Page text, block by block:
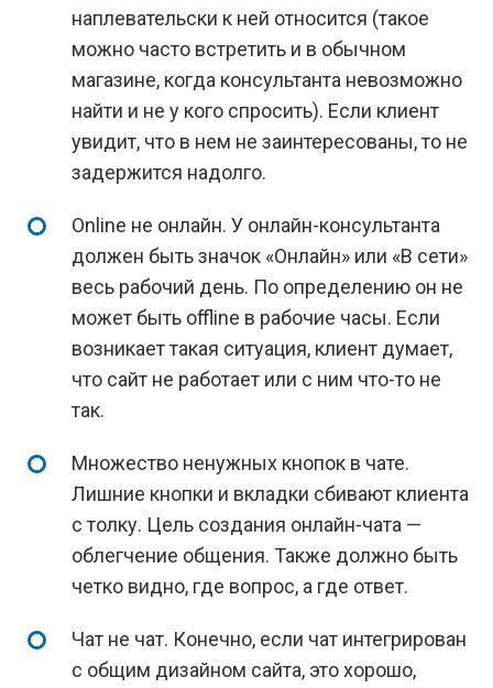
наплевательски к ней относится (такое
можно часто встретить и в обычном
магазине, когда консультанта невозможно
найти и не у кого спросить). Если клиент
увидит, что в нем не заинтересованы, то не
задержится надолго.
Online не онлайн. У онлайн-консультанта
должен быть значок «Онлайн» или «В сети»
весь рабочий день. По определению он не
может быть offline в рабочие часы. Если
возникает такая ситуация, клиент думает,
что сайт не работает или с ним что-то не
так.
Множество ненужных кнопок в чате.
Лишние кнопки и вкладки сбивают клиента
с толку. Цель создания онлайн-чата —
облегчение общения. Также должно быть
четко видно, где вопрос, а где ответ.
Чат не чат. Конечно, если чат интегрирован
с общим дизайном сайта, это хорошо,